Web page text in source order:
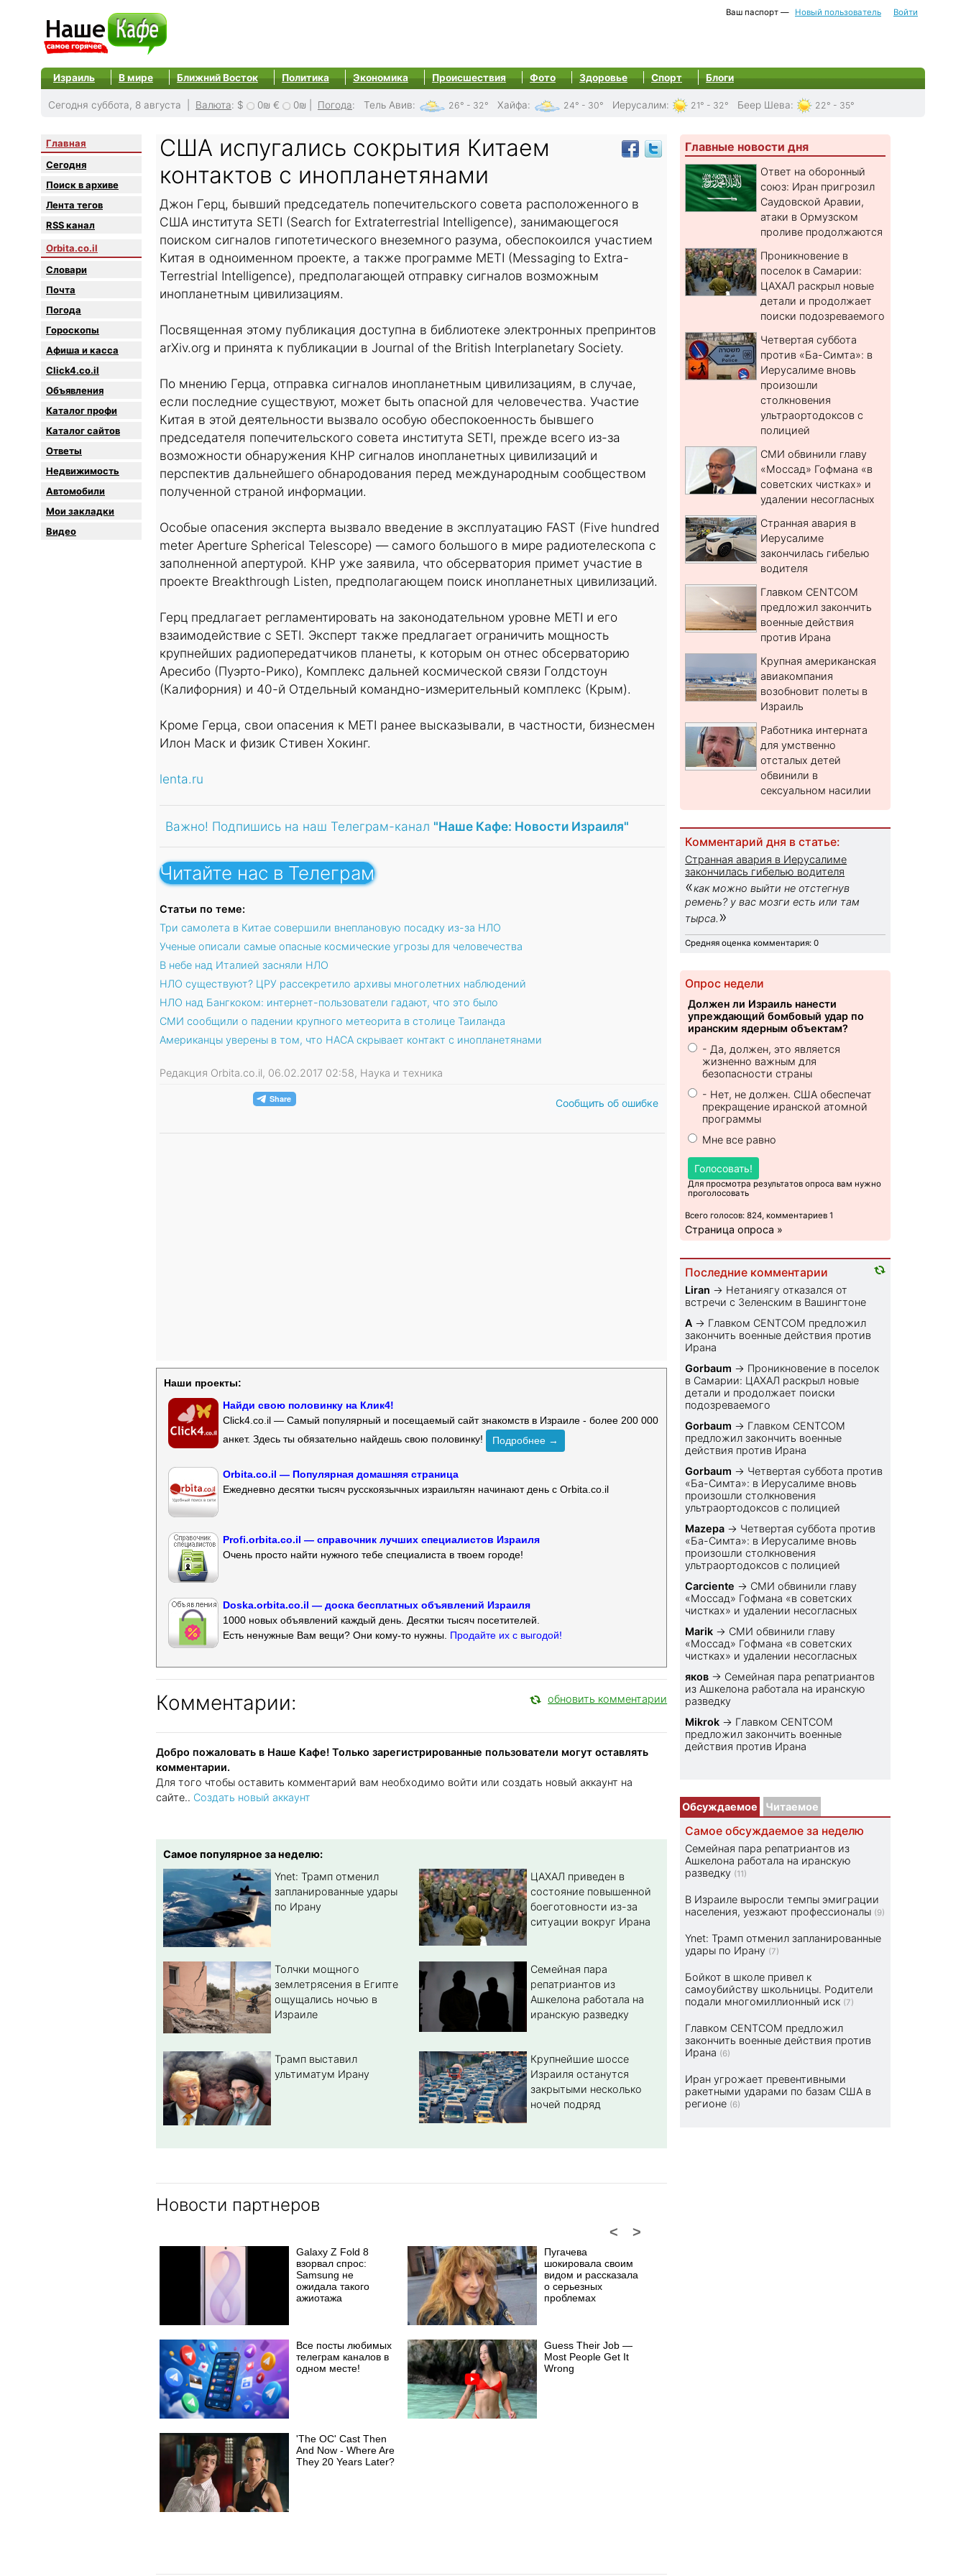
Ваш паспорт — Новый пользователь Войти
Израиль В мире Ближний Восток Политика Экономика Происшествия Фото Здоровье Спорт Блоги
Сегодня суббота, 8 августа | Валюта: $ 0₪ € 0₪ Погода: Тель Авив: 26° - 32° Хайфа: 24° - 30° Иерусалим: 21° - 32° Беер Шева: 22° - 35°
Главная
Сегодня
Поиск в архиве
Лента тегов
RSS канал
Orbita.co.il
Словари
Почта
Погода
Гороскопы
Афиша и касса
Click4.co.il
Объявления
Каталог профи
Каталог сайтов
Oтветы
Недвижимость
Автомобили
Мои закладки
Видео
США испугались сокрытия Китаем
контактов с инопланетянами
Джон Герц, бывший председатель попечительского совета расположенного в
США института SETI (Search for Extraterrestrial Intelligence), занимающегося
поиском сигналов гипотетического внеземного разума, обеспокоился участием
Китая в одноименном проекте, а также программе METI (Messaging to Extra-
Terrestrial Intelligence), предполагающей отправку сигналов возможным
инопланетным цивилизациям.
Посвященная этому публикация доступна в библиотеке электронных препринтов
arXiv.org и принята к публикации в Journal of the British Interplanetary Society.
По мнению Герца, отправка сигналов инопланетным цивилизациям, в случае,
если последние существуют, может быть опасной для человечества. Участие
Китая в этой деятельности вызвало особую обеспокоенность бывшего
председателя попечительского совета института SETI, прежде всего из-за
возможности обнаружения КНР сигналов инопланетных цивилизаций и
перспектив дальнейшего обнародования перед международным сообществом
полученной страной информации.
Особые опасения эксперта вызвало введение в эксплуатацию FAST (Five hundred
meter Aperture Spherical Telescope) — самого большого в мире радиотелескопа с
заполненной апертурой. КНР уже заявила, что обсерватория примет участие в
проекте Breakthrough Listen, предполагающем поиск инопланетных цивилизаций.
Герц предлагает регламентировать на законодательном уровне METI и его
взаимодействие с SETI. Эксперт также предлагает ограничить мощность
крупнейших радиопередатчиков планеты, к которым он отнес обсерваторию
Аресибо (Пуэрто-Рико), Комплекс дальней космической связи Голдстоун
(Калифорния) и 40-й Отдельный командно-измерительный комплекс (Крым).
Кроме Герца, свои опасения к METI ранее высказывали, в частности, бизнесмен
Илон Маск и физик Стивен Хокинг.
lenta.ru
Важно! Подпишись на наш Телеграм-канал "Наше Кафе: Новости Израиля"
Читайте нас в Телеграм
Статьи по теме:
Три самолета в Китае совершили внеплановую посадку из-за НЛО
Ученые описали самые опасные космические угрозы для человечества
В небе над Италией засняли НЛО
НЛО существуют? ЦРУ рассекретило архивы многолетних наблюдений
НЛО над Бангкоком: интернет-пользователи гадают, что это было
СМИ сообщили о падении крупного метеорита в столице Таиланда
Американцы уверены в том, что НАСА скрывает контакт с инопланетянами
Редакция Orbita.co.il, 06.02.2017 02:58, Наука и техника
Сообщить об ошибке
Наши проекты:
Найди свою половинку на Клик4!
Click4.co.il — Самый популярный и посещаемый сайт знакомств в Израиле - более 200 000
анкет. Здесь ты обязательно найдешь свою половинку!
Подробнее →
Orbita.co.il — Популярная домашняя страница
Ежедневно десятки тысяч русскоязычных израильтян начинают день с Orbita.co.il
Profi.orbita.co.il — справочник лучших специалистов Израиля
Очень просто найти нужного тебе специалиста в твоем городе!
Doska.orbita.co.il — доска бесплатных объявлений Израиля
1000 новых объявлений каждый день. Десятки тысяч посетителей.
Есть ненужные Вам вещи? Они кому-то нужны. Продайте их с выгодой!
Комментарии: обновить комментарии
Добро пожаловать в Наше Кафе! Только зарегистрированные пользователи могут оставлять
комментарии.
Для того чтобы оставить комментарий вам необходимо войти или создать новый аккаунт на
сайте.. Создать новый аккаунт
Самое популярное за неделю:
Ynet: Трамп отменил
запланированные удары
по Ирану
ЦАХАЛ приведен в
состояние повышенной
боеготовности из-за
ситуации вокруг Ирана
Толчки мощного
землетрясения в Египте
ощущались ночью в
Израиле
Семейная пара
репатриантов из
Ашкелона работала на
иранскую разведку
Трамп выставил
ультиматум Ирану
Крупнейшие шоссе
Израиля останутся
закрытыми несколько
ночей подряд
Новости партнеров
>
<
Galaxy Z Fold 8
взорвал спрос:
Samsung не
ожидала такого
ажиотажа
Пугачева
шокировала своим
видом и рассказала
о серьезных
проблемах
Все посты любимых
телеграм каналов в
одном месте!
Guess Their Job —
Most People Get It
Wrong
'The OC' Cast Then
And Now - Where Are
They 20 Years Later?
Главные новости дня
Ответ на оборонный
союз: Иран пригрозил
Саудовской Аравии,
атаки в Ормузском
проливе продолжаются
Проникновение в
поселок в Самарии:
ЦАХАЛ раскрыл новые
детали и продолжает
поиски подозреваемого
Четвертая суббота
против «Ба-Симта»: в
Иерусалиме вновь
произошли
столкновения
ультраортодоксов с
полицией
СМИ обвинили главу
«Моссад» Гофмана «в
советских чистках» и
удалении несогласных
Странная авария в
Иерусалиме
закончилась гибелью
водителя
Главком CENTCOM
предложил закончить
военные действия
против Ирана
Крупная американская
авиакомпания
возобновит полеты в
Израиль
Работника интерната
для умственно
отсталых детей
обвинили в
сексуальном насилии
Комментарий дня в статье:
Странная авария в Иерусалиме
закончилась гибелью водителя
«как можно выйти не отстегнув
ремень? у вас мозги есть или там
тырса. »
Средняя оценка комментария: 0
Опрос недели
Должен ли Израиль нанести
упреждающий бомбовый удар по
иранским ядерным объектам?
- Да, должен, это является
жизненно важным для
безопасности страны
- Нет, не должен. США обеспечат
прекращение иранской атомной
программы
Мне все равно
Голосовать!
Для просмотра результатов опроса вам нужно
проголосовать
Всего голосов: 824, комментариев 1
Страница опроса »
Последние комментарии
Liran → Нетаниягу отказался от
встречи с Зеленским в Вашингтоне
A → Главком CENTCOM предложил
закончить военные действия против
Ирана
Gorbaum → Проникновение в поселок
в Самарии: ЦАХАЛ раскрыл новые
детали и продолжает поиски
подозреваемого
Gorbaum → Главком CENTCOM
предложил закончить военные
действия против Ирана
Gorbaum → Четвертая суббота против
«Ба-Симта»: в Иерусалиме вновь
произошли столкновения
ультраортодоксов с полицией
Mazepa → Четвертая суббота против
«Ба-Симта»: в Иерусалиме вновь
произошли столкновения
ультраортодоксов с полицией
Carciente → СМИ обвинили главу
«Моссад» Гофмана «в советских
чистках» и удалении несогласных
Marik → СМИ обвинили главу
«Моссад» Гофмана «в советских
чистках» и удалении несогласных
яков → Семейная пара репатриантов
из Ашкелона работала на иранскую
разведку
Mikrok → Главком CENTCOM
предложил закончить военные
действия против Ирана
Обсуждаемое Читаемое
Самое обсуждаемое за неделю
Семейная пара репатриантов из
Ашкелона работала на иранскую
разведку (11)
В Израиле выросли темпы эмиграции
населения, уезжают профессионалы (9)
Ynet: Трамп отменил запланированные
удары по Ирану (7)
Бойкот в школе привел к
самоубийству школьницы. Родители
подали многомиллионный иск (7)
Главком CENTCOM предложил
закончить военные действия против
Ирана (6)
Иран угрожает превентивными
ракетными ударами по базам США в
регионе (6)